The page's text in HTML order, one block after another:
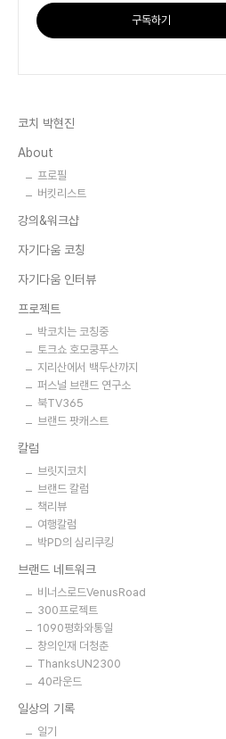
구독하기
코치 박현진
About
프로필
버킷리스트
강의&워크샵
자기다움 코칭
자기다움 인터뷰
프로젝트
박코치는 코칭중
토크쇼 호모쿵푸스
지리산에서 백두산까지
퍼스널 브랜드 연구소
북TV365
브랜드 팟캐스트
칼럼
브릿지코치
브랜드 칼럼
책리뷰
여행칼럼
박PD의 심리쿠킹
브랜드 네트워크
비너스로드VenusRoad
300프로젝트
1090평화와통일
창의인재 더청춘
ThanksUN2300
40라운드
일상의 기록
일기